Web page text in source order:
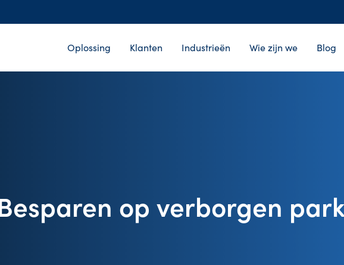
Oplossing Klanten Industrieën Wie zijn we Blog
op verborgen